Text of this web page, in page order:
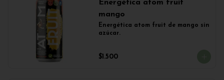
Energética atom fruit
mango
Energética atom fruit de mango sin
azúcar.
$1.500